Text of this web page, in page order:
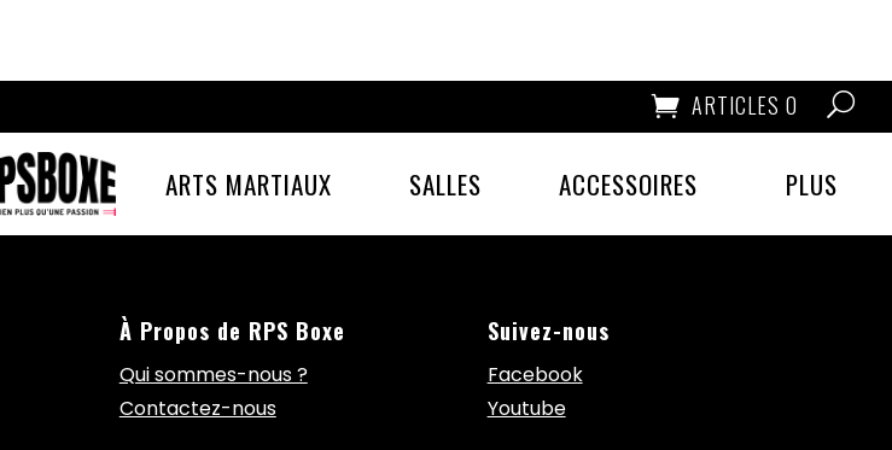
ARTICLES 0
ARTS MARTIAUX SALLES ACCESSOIRES PLUS
À Propos de RPS Boxe
Qui sommes-nous ?
Contactez-nous
Suivez-nous
Facebook
Youtube